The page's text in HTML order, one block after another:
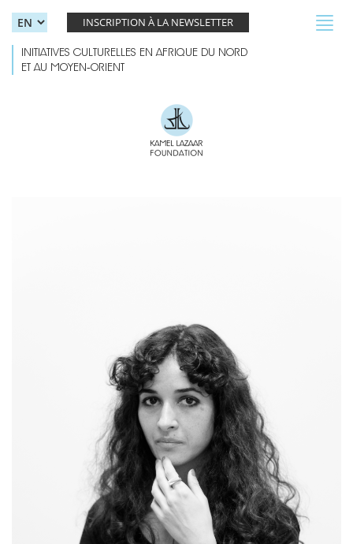
INSCRIPTION À LA NEWSLETTER
INITIATIVES CULTURELLES EN AFRIQUE DU NORD
ET AU MOYEN-ORIENT